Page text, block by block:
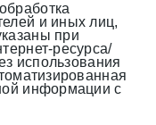
и иных лиц,
при
ресурса/
использования
информации с